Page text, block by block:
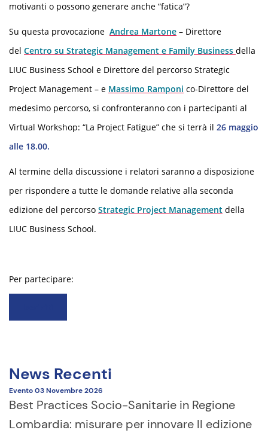
motivanti o possono generare anche “fatica”?
Su questa provocazione Andrea Martone – Direttore
del Centro su Strategic Management e Family Business della
LIUC Business School e Direttore del percorso Strategic
Project Management – e Massimo Ramponi co-Direttore del
medesimo percorso, si confronteranno con i partecipanti al
Virtual Workshop: “La Project Fatigue” che si terrà il 26 maggio
alle 18.00.
Al termine della discussione i relatori saranno a disposizione
per rispondere a tutte le domande relative alla seconda
edizione del percorso Strategic Project Management della
LIUC Business School.
Per partecipare:
News Recenti
Evento03 Novembre2026
Best Practices Socio-Sanitarie in Regione
Lombardia: misurare per innovare II edizione